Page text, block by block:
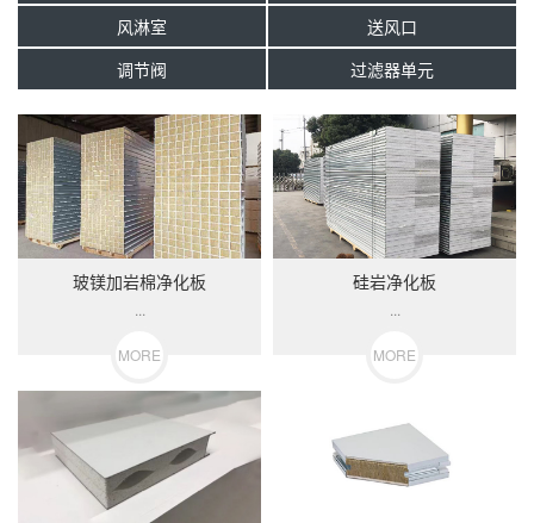
风淋室
送风口
调节阀
过滤器单元
玻镁加岩棉净化板
...
MORE
硅岩净化板
...
MORE